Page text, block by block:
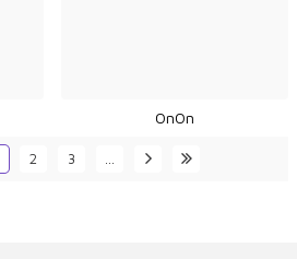
OnOn
2 3